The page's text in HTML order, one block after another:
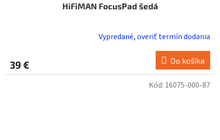
HiFiMAN FocusPad šedá
Vypredané, overiť termín dodania
39 € Do košíka
Kód: 16075-000-87